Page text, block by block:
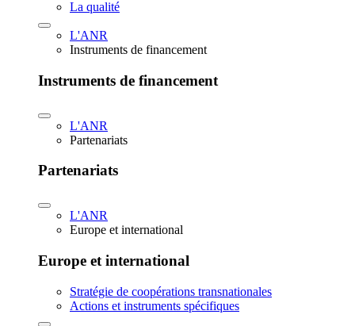
La qualité
L'ANR
Instruments de financement
Instruments de financement
L'ANR
Partenariats
Partenariats
L'ANR
Europe et international
Europe et international
Stratégie de coopérations transnationales
Actions et instruments spécifiques